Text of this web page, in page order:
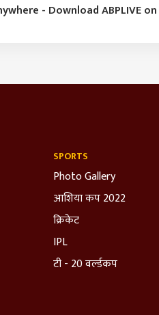
- Download ABPLIVE on
SPORTS
Photo Gallery
आशिया कप 2022
क्रिकेट
IPL
टी - 20 वर्ल्डकप